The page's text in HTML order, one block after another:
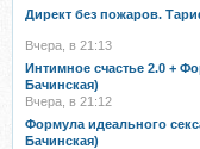
Директ без пожаров.
Вчера, в 21:13
Интимное счастье 2.0 +
Бачинская)
Вчера, в 21:12
Формула идеального
Бачинская)